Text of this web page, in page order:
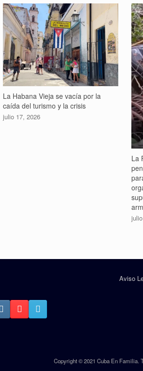
La Habana Vieja se vacía por la
caída del turismo y la crisis
julio 17, 2026
La
Aviso
Copyright © 2021 Cuba En Familia.